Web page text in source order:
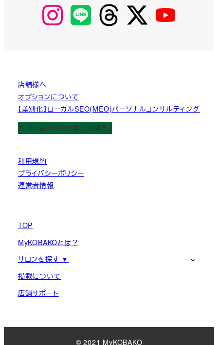
【Instagram】
MyKOBAKO
【LINE】 【threads】 【Twitter】
店舗様へ
オプションについて
【差別化】ローカルSEO(MEO)パーソナルコンサルティング
お問い合わせ（掲載ご依頼含）
利用規約
プライバシーポリシー
運営者情報
TOP
MyKOBAKOとは？
サロンを探す ▼
掲載について
店舗サポート
© 2021 MyKOBAKO